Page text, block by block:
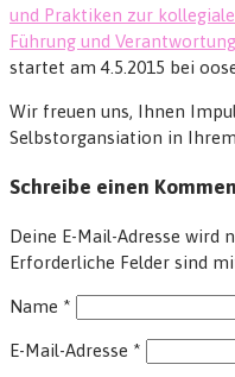
und Praktiken zur
Führung und Verantwortung.
startet am 4.5.2015 bei
Wir freuen uns, Ihnen
Selbstorgansiation in
Schreibe einen
Deine E-Mail-Adresse wird
Erforderliche Felder sind
Name *
E-Mail-Adresse *